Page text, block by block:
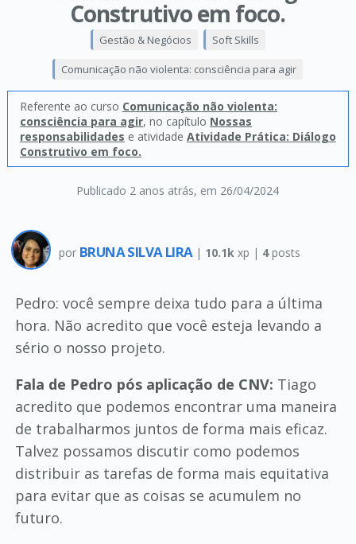
Construtivo em foco.
Publicado 2 anos atrás, em 26/04/2024
Gestão & Negócios Soft Skills
Comunicação não violenta: consciência para agir
Referente ao curso Comunicação não violenta:
consciência para agir, no capítulo Nossas
responsabilidades e atividade Atividade Prática: Diálogo
Construtivo em foco.
por BRUNA SILVA LIRA | 10.1k xp | 4posts
Pedro: você sempre deixa tudo para a última
hora. Não acredito que você esteja levando a
sério o nosso projeto.
Fala de Pedro pós aplicação de CNV: Tiago
acredito que podemos encontrar uma maneira
de trabalharmos juntos de forma mais eficaz.
Talvez possamos discutir como podemos
distribuir as tarefas de forma mais equitativa
para evitar que as coisas se acumulem no
futuro.